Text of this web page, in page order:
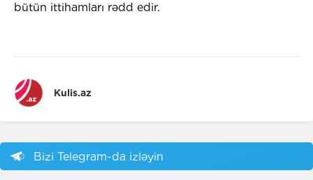
bütün ittihamları rədd edir.
Kulis.az
Bizi Telegram-da izləyin